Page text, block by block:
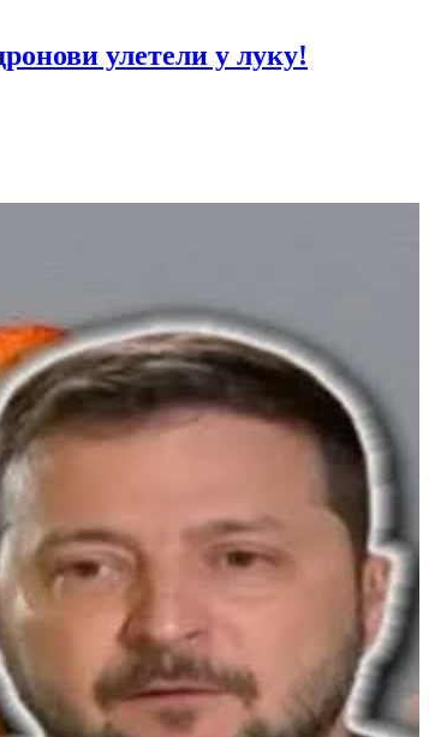
улетели у луку!